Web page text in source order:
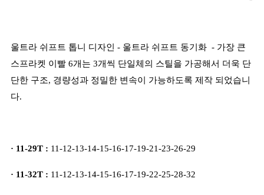
울트라 쉬프트 톱니 디자인 - 울트라 쉬프트 동기화 - 가장 큰
스프라켓 이빨 6개는 3개씩 단일체의 스틸을 가공해서 더욱 단
단한 구조, 경량성과 정밀한 변속이 가능하도록 제작 되었습니
다.
· 11-29T : 11-12-13-14-15-16-17-19-21-23-26-29
· 11-32T : 11-12-13-14-15-16-17-19-22-25-28-32